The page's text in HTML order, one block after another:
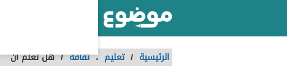
الرئيسية / تعليم ،ثقافة /هل تعلم أن